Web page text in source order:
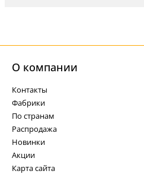
О компании
Контакты
Фабрики
По странам
Распродажа
Новинки
Акции
Карта сайта